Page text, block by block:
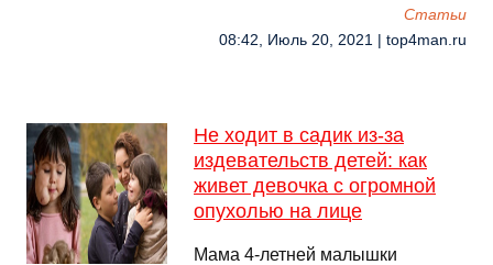
Cтатьи
08:42, Июль 20, 2021 | top4man.ru
Не ходит в садик из-за
издевательств детей: как
живет девочка с огромной
опухолью на лице
Мама 4-летней малышки